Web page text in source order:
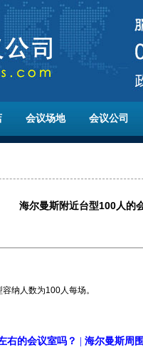
会议场地 会议公司
海尔曼斯附近台型100人的
纳人数为100人每场。
右的会议室吗？ 海尔曼斯周